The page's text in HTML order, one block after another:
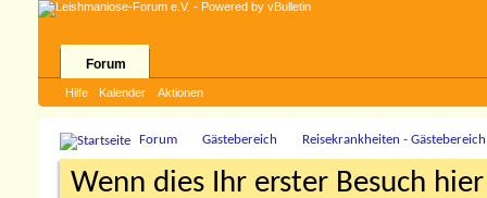
Forum
Hilfe Kalender Aktionen
Forum Gästebereich Reisekrankheiten - Gästebereich
Wenn dies Ihr erster Besuch